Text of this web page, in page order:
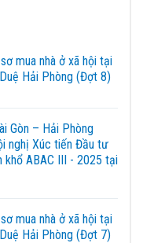
mua nhà ở xã hội tại
Hải Phòng (Đợt 8)
Gòn – Hải Phòng
nghị Xúc tiến Đầu tư
khổ ABAC III - 2025 tại
mua nhà ở xã hội tại
Hải Phòng (Đợt 7)